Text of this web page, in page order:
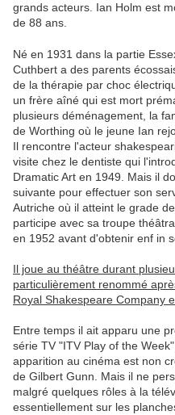
grands acteurs. Ian Holm est
de 88 ans.
Né en 1931 dans la partie
Cuthbert a des parents
de la thérapie par choc
un frère aîné qui est mort
plusieurs déménagement, la
de Worthing où le jeune Ian
Il rencontre l'acteur
visite chez le dentiste qui
Dramatic Art en 1949. Mais il
suivante pour effectuer son
Autriche où il atteint le grade
participe avec sa troupe
en 1952 avant d'obtenir enf in
Il joue au théâtre durant
particulièrement renommé
Royal Shakespeare Company
Entre temps il ait apparu une
série TV "ITV Play of the
apparition au cinéma est non
de Gilbert Gunn. Mais il ne
malgré quelques rôles à la
essentiellement sur les